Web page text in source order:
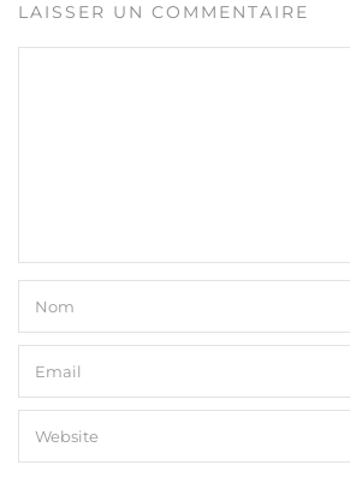
LAISSER UN COMMENTAIRE